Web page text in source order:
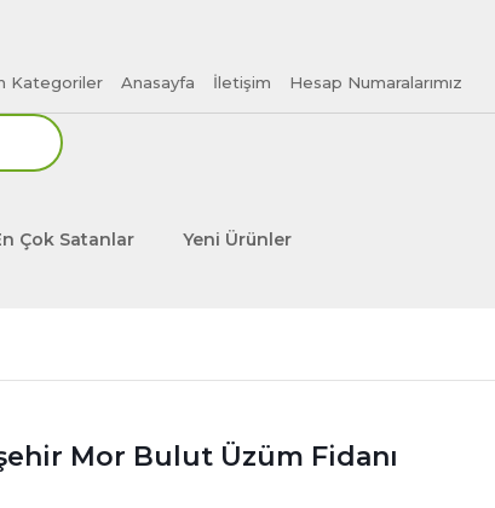
Kategoriler Anasayfa İletişim Hesap Numaralarımız
Çok Satanlar
Yeni Ürünler
Mor Bulut Üzüm Fidanı